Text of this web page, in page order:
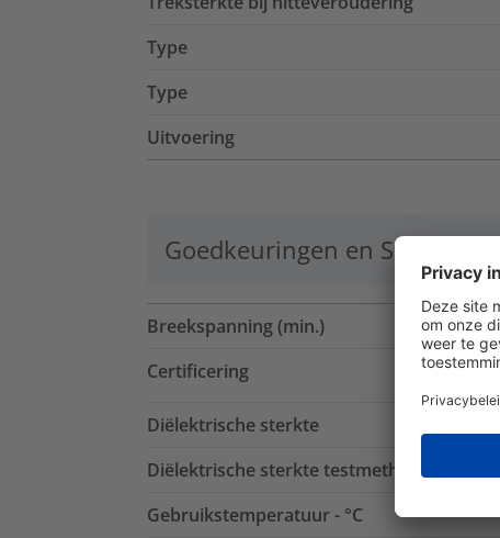
Type
Type
Uitvoering
Goedkeuringen en
Breekspanning (min.)
Certificering
Diëlektrische sterkte
Diëlektrische sterkte testmethode
Gebruikstemperatuur - °C